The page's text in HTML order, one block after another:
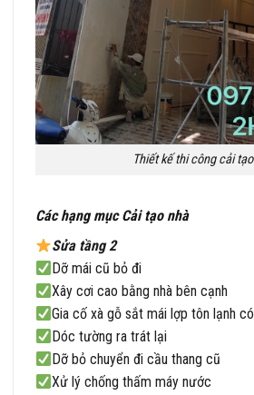
Thiết kế thi công cải
Các hạng mục Cải tạo nhà
Sửa tầng 2
Dỡ mái cũ bỏ đi
Xây cơi cao bằng nhà bên cạnh
Gia cố xà gỗ sắt mái lợp tôn lạnh
Dóc tường ra trát lại
Dỡ bỏ chuyển đi cầu thang cũ
Xử lý chống thấm máy nước